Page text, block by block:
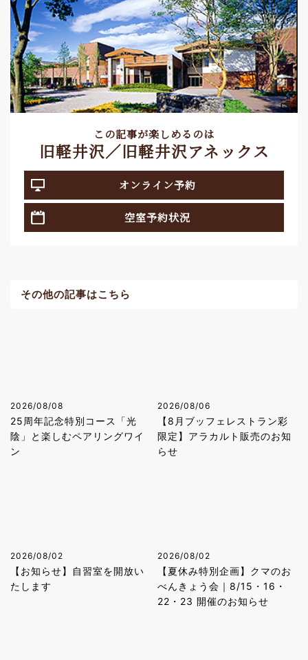
この記事が楽しめるのは
旧軽井沢／旧軽井沢アネックス
オンライン予約
空室予約状況
その他の記事はこちら
2026/08/08
25周年記念特別コース「光
陰」と楽しむペアリングワイ
ン
2026/08/06
【8月ブッフェレストラン彩
限定】アラカルト販売のお知
らせ
2026/08/02
【お知らせ】自習室を開放い
たします
2026/08/02
【夏休み特別企画】クマのお
べんきょう会｜8/15・16・
22・23 開催のお知らせ